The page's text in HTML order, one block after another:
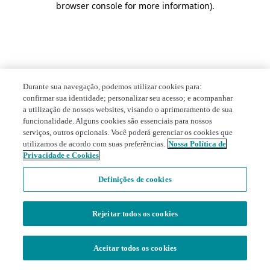
browser console for more information).
Durante sua navegação, podemos utilizar cookies para:
confirmar sua identidade; personalizar seu acesso; e acompanhar
a utilização de nossos websites, visando o aprimoramento de sua
funcionalidade. Alguns cookies são essenciais para nossos
serviços, outros opcionais. Você poderá gerenciar os cookies que
utilizamos de acordo com suas preferências. Nossa Política de
Privacidade e Cookies
Definições de cookies
Rejeitar todos os cookies
Aceitar todos os cookies